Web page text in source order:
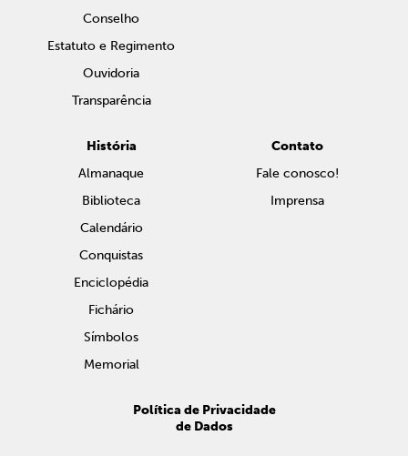
Conselho
Estatuto e Regimento
Ouvidoria
Transparência
História
Almanaque
Biblioteca
Calendário
Conquistas
Enciclopédia
Fichário
Símbolos
Memorial
Contato
Fale conosco!
Imprensa
Política de Privacidade
de Dados